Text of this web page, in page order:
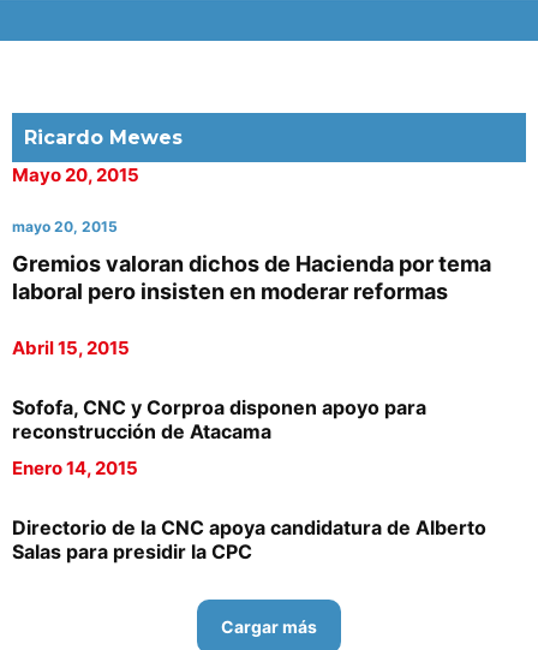
Ricardo Mewes
Mayo 20, 2015
mayo 20, 2015
Gremios valoran dichos de Hacienda por tema
laboral pero insisten en moderar reformas
Abril 15, 2015
Sofofa, CNC y Corproa disponen apoyo para
reconstrucción de Atacama
Enero 14, 2015
Directorio de la CNC apoya candidatura de Alberto
Salas para presidir la CPC
Cargar más